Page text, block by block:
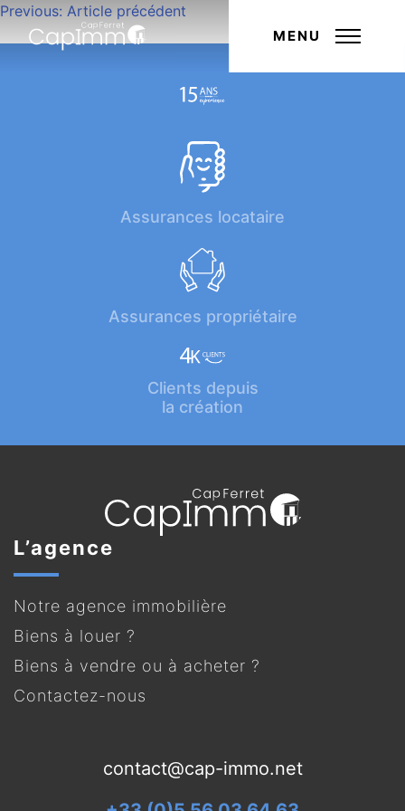
MENU
Navigation
de
Previous: Article précédent
Assurances locataire
Assurances propriétaire
Clients depuis
la création
L’agence
Notre agence immobilière
Biens à louer ?
Biens à vendre ou à acheter ?
Contactez-nous
contact@cap-immo.net